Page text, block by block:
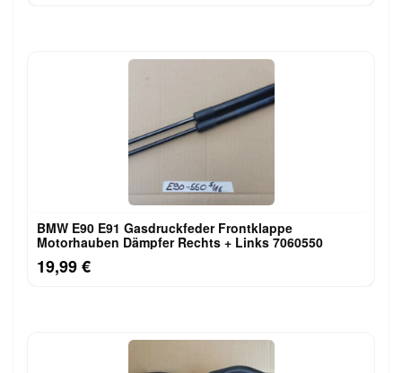
BMW E90 E91 Gasdruckfeder Frontklappe
Motorhauben Dämpfer Rechts + Links 7060550
19,99 €